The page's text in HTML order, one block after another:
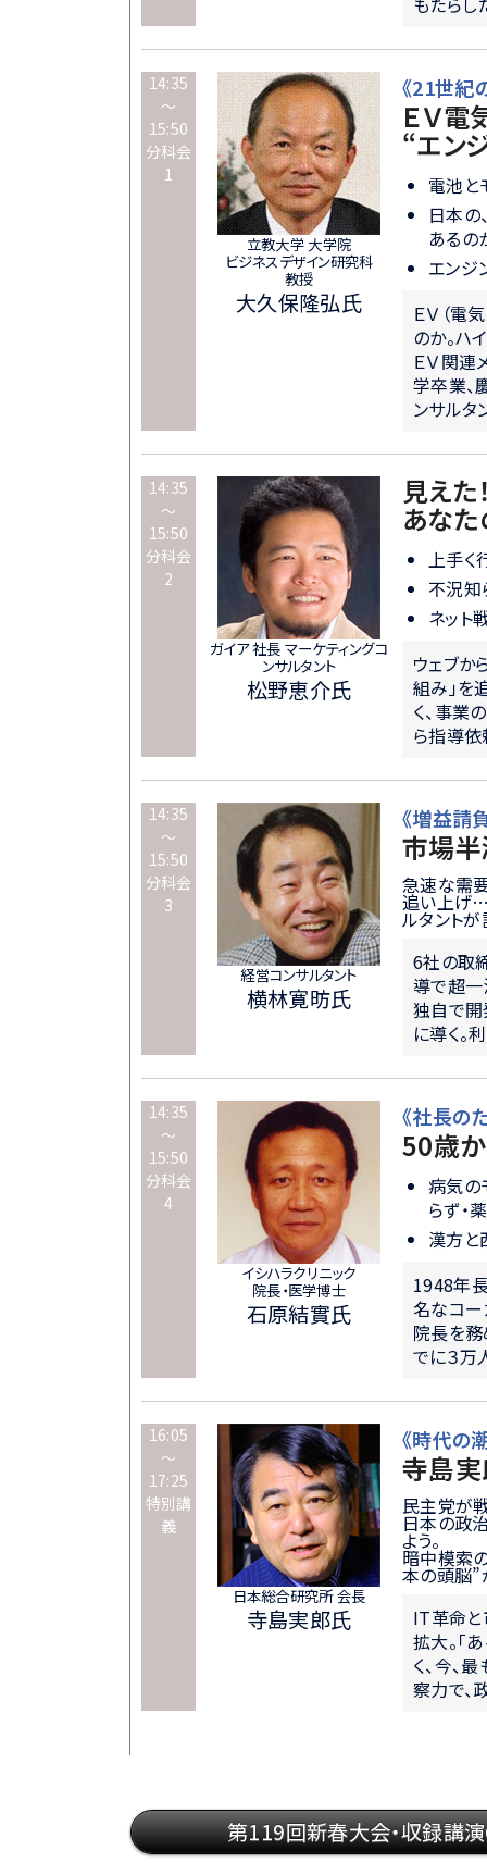
14:35
～
15:50
分科会
1
立教大学 大学院
ビジネスデザイン研究科
教授
大久保隆弘氏
《21世紀
ＥＶ
“エン
電池と
日本の
あるの
エンジ
ＥＶ（電
のか。ハ
ＥＶ関
学卒業、
ンサルタ
14:35
～
15:50
分科会
2
ガイア 社長 マーケティングコ
ンサルタント
松野恵介氏
見えた
あな
上手く
不況知
ネット
ウェブか
組み」を
く、事業
ら指導依
14:35
～
15:50
分科会
3
経営コンサルタント
横林寛昉氏
《増益請
市場
急速な需
追い上げ…
ルタント
6社の取
導で超一
独自で
に導く。
14:35
～
15:50
分科会
4
イシハラクリニック
院長・医学博士
石原結實氏
《社長の
50歳
病気の
らず・
漢方と
1948年
名なコー
院長を務
でに３万
16:05
～
17:25
特別講
義
日本総合研究所 会長
寺島実郎氏
《時代の
寺島実
民主党が
日本の政
よう。
暗中模索
本の頭脳
IT革命と
拡大。「
く、今、
察力で、
第119回新春大会・収録講